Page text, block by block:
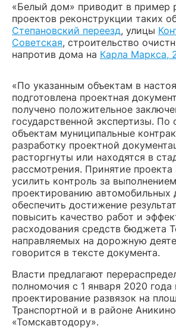
«Белый дом» приводит в пример
проектов реконструкции таких
Степановский переезд, улицы
Советская, строительство
напротив дома на Карла Маркса,
«По указанным объектам в
подготовлена проектная
получено положительное
государственной экспертизы. По
объектам муниципальные
разработку проектной
расторгнуты или находятся в
рассмотрения. Принятие проекта
усилить контроль за
проектированию автомобильных
обеспечить достижение
повысить качество работ и
расходования средств бюджета
направляемых на дорожную
говорится в тексте документа.
Власти предлагают
полномочия с 1 января 2020 года
проектирование развязок на
Транспортной и в районе Аникино
«Томскавтодору».